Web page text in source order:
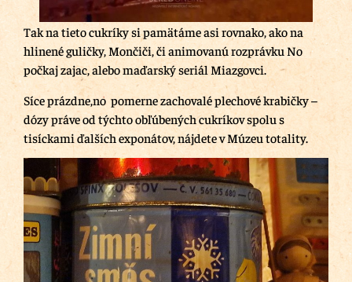
Tak na tieto cukríky si pamätáme asi rovnako, ako na
hlinené guličky, Mončiči, či animovanú rozprávku No
počkaj zajac, alebo maďarský seriál Miazgovci.
Síce prázdne,no pomerne zachovalé plechové krabičky –
dózy práve od týchto obľúbených cukríkov spolu s
tisíckami ďalších exponátov, nájdete v Múzeu totality.